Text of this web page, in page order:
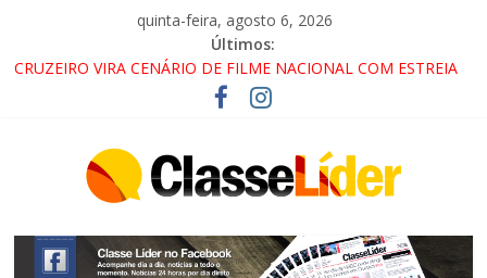
quinta-feira, agosto 6, 2026
Últimos:
CRUZEIRO VIRA CENÁRIO DE FILME NACIONAL COM ESTREIA
PROMOTOR DO GAECO
ACESSO À APARECIDA NA DUTRA SERÁ BLOQUEADO NO FIM
ALTERNATIVAS
LORENA, PINDAMONHANGABA E QUELUZ NA RETA FINAL